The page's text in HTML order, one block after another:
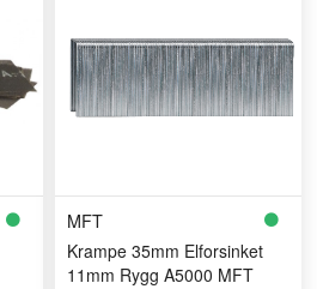
MFT
Krampe 35mm Elforsinket
11mm Rygg A5000 MFT